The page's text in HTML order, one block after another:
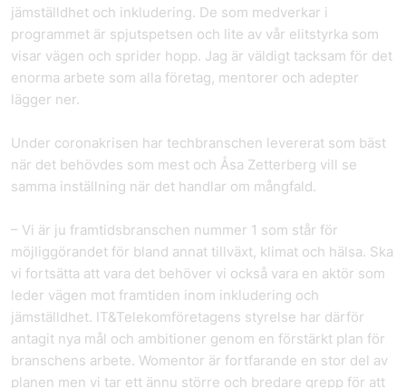
jämställdhet och inkludering. De som medverkar i
programmet är spjutspetsen och lite av vår elitstyrka som
visar vägen och sprider hopp. Jag är väldigt tacksam för det
enorma arbete som alla företag, mentorer och adepter
lägger ner.
Under coronakrisen har techbranschen levererat som bäst
när det behövdes som mest och Åsa Zetterberg vill se
samma inställning när det handlar om mångfald.
– Vi är ju framtidsbranschen nummer 1 som står för
möjliggörandet för bland annat tillväxt, klimat och hälsa. Ska
vi fortsätta att vara det behöver vi också vara en aktör som
leder vägen mot framtiden inom inkludering och
jämställdhet. IT&Telekomföretagens styrelse har därför
antagit nya mål och ambitioner genom en förstärkt plan för
branschens arbete. Womentor är fortfarande en stor del av
planen men vi tar ett ännu större och bredare grepp för att